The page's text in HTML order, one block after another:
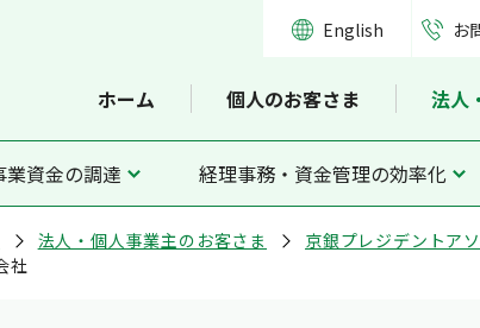
English お
ホーム 個人のお客さま 法人
業資金の調達 経理事務・資金管理の効率化
法人・個人事業主のお客さま 京銀プレジデントア
社